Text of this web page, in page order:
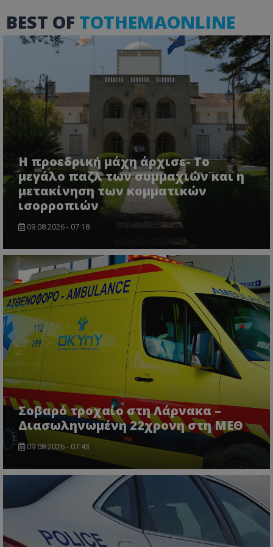
BEST OF TOTHEMAONLINE
Η προεδρική μάχη άρχισε- Το
μεγάλο παζλ των συμμαχιών και η
μετακίνηση των κομματικών
ισορροπιών
09.08.2026 - 07:18
Σοβαρό τροχαίο στη Λάρνακα –
Διασωληνωμένη 22χρονη στη ΜΕΘ
09.08.2026 - 07:43
CookieScriptConsent
www.tothemaonline.com
usprivacy